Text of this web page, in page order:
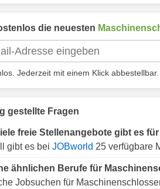
die neuesten
Jederzeit mit einem Klick abbestellbar.
gestellte Fragen
freie Stellenangebote gibt es
gibt es bei JOBworld 25 verfügbare
ähnlichen Berufe für
Jobsuchen für